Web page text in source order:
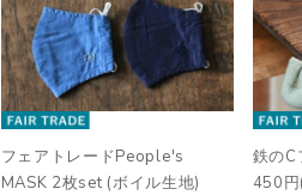
フェアトレードPeople's
MASK 2枚set (ボイル生地)
鉄のC
450